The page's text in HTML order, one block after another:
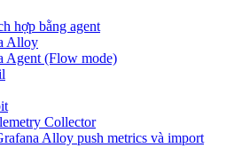
hợp bằng agent
Alloy
Agent (Flow mode)
Collector
Alloy push metrics và import